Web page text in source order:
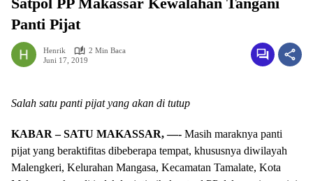
Panti Pijat
Henrik
2 Min Baca
Juni 17, 2019
Salah satu panti pijat yang akan di tutup
KABAR – SATU MAKASSAR, —- Masih maraknya panti
pijat yang beraktifitas dibeberapa tempat, khususnya diwilayah
Malengkeri, Kelurahan Mangasa, Kecamatan Tamalate, Kota